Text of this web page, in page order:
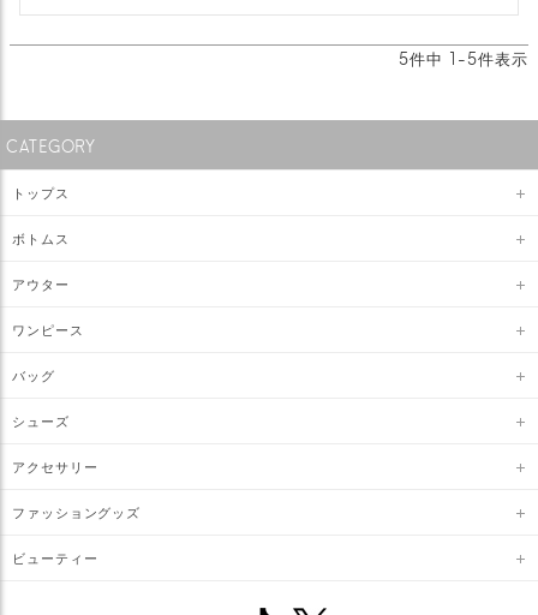
5件中 1 -5件表示
CATEGORY
トップス
ボトムス
アウター
ワンピース
バッグ
シューズ
アクセサリー
ファッショングッズ
ビューティー